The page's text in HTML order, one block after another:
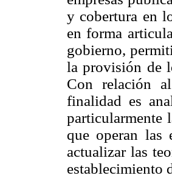
y cobertura en
en forma
gobierno,
la provisión de
Con relación
finalidad es
particularmente
que operan las
actualizar las
establecimiento